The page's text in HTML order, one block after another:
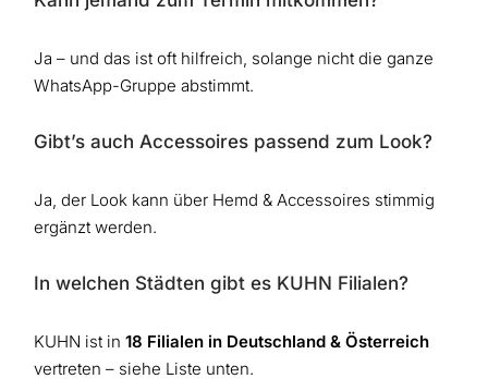
Ja – und das ist oft hilfreich, solange nicht die ganze
WhatsApp-Gruppe abstimmt.
Gibt’s auch Accessoires passend zum Look?
Ja, der Look kann über Hemd & Accessoires stimmig
ergänzt werden.
In welchen Städten gibt es KUHN Filialen?
KUHN ist in 18 Filialen in Deutschland & Österreich
vertreten – siehe Liste unten.